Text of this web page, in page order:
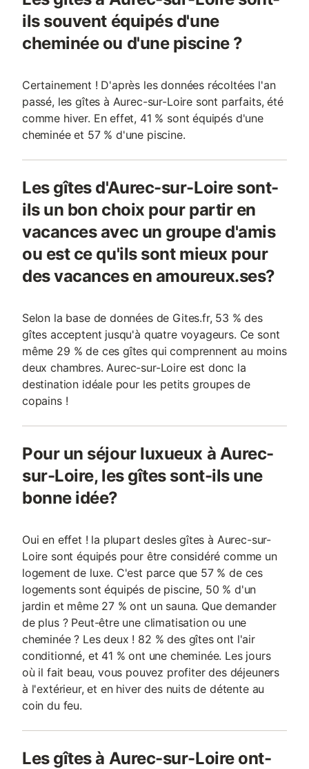
ils souvent équipés d'une
cheminée ou d'une piscine ?
Certainement ! D'après les données récoltées l'an
passé, les gîtes à Aurec-sur-Loire sont parfaits, été
comme hiver. En effet, 41 % sont équipés d'une
cheminée et 57 % d'une piscine.
Les gîtes d'Aurec-sur-Loire sont-
ils un bon choix pour partir en
vacances avec un groupe d'amis
ou est ce qu'ils sont mieux pour
des vacances en amoureux.ses?
Selon la base de données de Gites.fr, 53 % des
gîtes acceptent jusqu'à quatre voyageurs. Ce sont
même 29 % de ces gîtes qui comprennent au moins
deux chambres. Aurec-sur-Loire est donc la
destination idéale pour les petits groupes de
copains !
Pour un séjour luxueux à Aurec-
sur-Loire, les gîtes sont-ils une
bonne idée?
Oui en effet ! la plupart desles gîtes à Aurec-sur-
Loire sont équipés pour être considéré comme un
logement de luxe. C'est parce que 57 % de ces
logements sont équipés de piscine, 50 % d'un
jardin et même 27 % ont un sauna. Que demander
de plus ? Peut-être une climatisation ou une
cheminée ? Les deux ! 82 % des gîtes ont l'air
conditionné, et 41 % ont une cheminée. Les jours
où il fait beau, vous pouvez profiter des déjeuners
à l'extérieur, et en hiver des nuits de détente au
coin du feu.
Les gîtes à Aurec-sur-Loire ont-